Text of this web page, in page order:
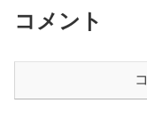
コメント